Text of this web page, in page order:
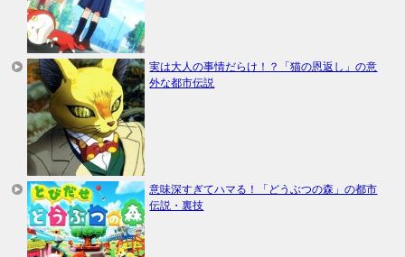
実は大人の事情だらけ！？「猫の恩返し」の意
外な都市伝説
意味深すぎてハマる！「どうぶつの森」の都市
伝説・裏技